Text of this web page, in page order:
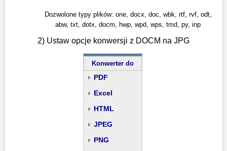
Dozwolone typy plików: one, docx, doc, wbk, rtf, rvf, odt,
abw, txt, dotx, docm, hwp, wpd, wps, tmd, py, inp
2) Ustaw opcje konwersji z DOCM na JPG
Konwerter do
PDF
Excel
HTML
JPEG
PNG